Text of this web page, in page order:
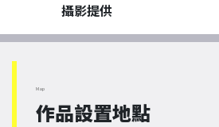
攝影提供
Map
作品設置地點